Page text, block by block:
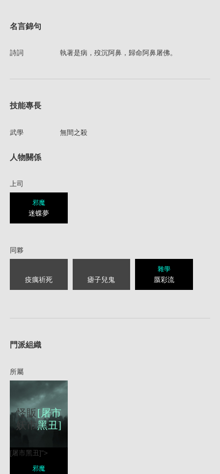
名言錦句
詩詞 執著是病，歿沉阿鼻，歸命阿鼻屠佛。
技能專長
武學 無間之殺
人物關係
上司
邪魔
迷蝶夢
同夥
疫癘祈死 瘧子兒鬼
雜學
蜃彩流
門派組織
所屬
[屠市黑丑]">
怪販
妖市
[屠市
黑丑]
邪魔